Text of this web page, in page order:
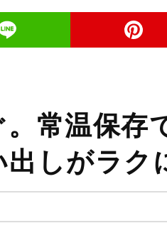
。常温保存
出しがラク